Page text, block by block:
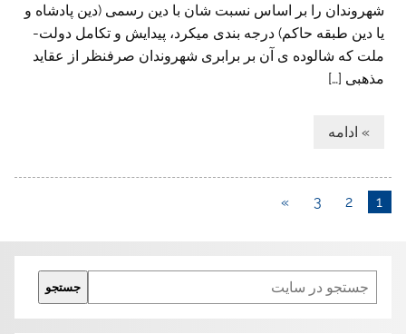
شهروندان را بر اساس نسبت شان با دین رسمی (دین پادشاه و
یا دین طبقه حاکم) درجه بندی میکرد، پیدایش و تکامل دولت-
ملت که شالوده ی آن بر برابری شهروندان صرفنظر از عقاید
مذهبی […]
» ادامه
1
2
3
»
Search
جستجو